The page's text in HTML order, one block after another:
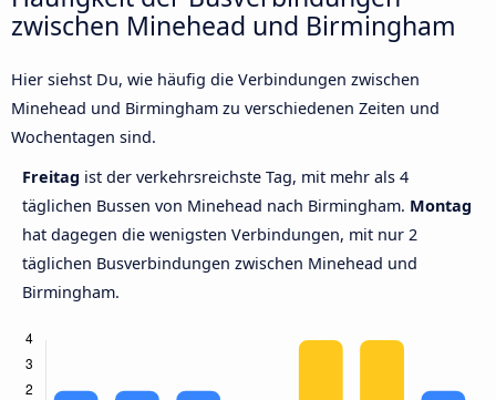
zwischen Minehead und Birmingham
Hier siehst Du, wie häufig die Verbindungen zwischen
Minehead und Birmingham zu verschiedenen Zeiten und
Wochentagen sind.
Freitag ist der verkehrsreichste Tag, mit mehr als 4
täglichen Bussen von Minehead nach Birmingham. Montag
hat dagegen die wenigsten Verbindungen, mit nur 2
täglichen Busverbindungen zwischen Minehead und
Birmingham.